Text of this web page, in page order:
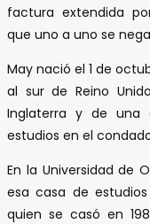
factura extendida
que uno a uno se
May nació el 1 de
al sur de Reino
Inglaterra y de una
estudios en el
En la Universidad de
esa casa de
quien se casó en